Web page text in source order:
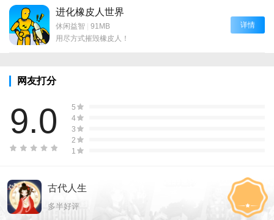
进化橡皮人世界
休闲益智 | 91MB
用尽方式摧毁橡皮人！
详情
网友打分
9.0
5
4
3
2
1
古代人生
多半好评